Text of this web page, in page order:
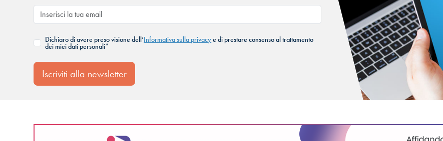
Dichiaro di avere preso visione dell’Informativa sulla privacye di prestare consenso al trattamento
dei miei dati personali*
Iscriviti alla newsletter